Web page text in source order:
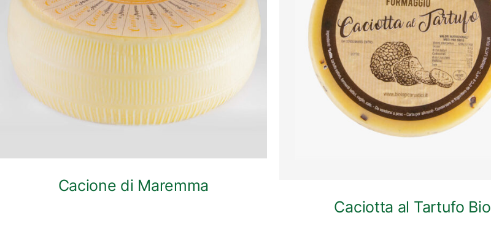
ANTEPRIMA RAPIDA
Cacione di Maremma
ANTEPRIMA RAPIDA
Caciotta al Tartufo Bio